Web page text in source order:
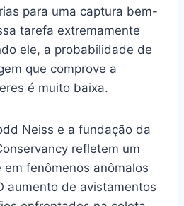
para uma captura bem-
tarefa extremamente
ele, a probabilidade de
que comprove a
é muito baixa.
Neiss e a fundação da
refletem um
fenômenos anômalos
aumento de avistamentos